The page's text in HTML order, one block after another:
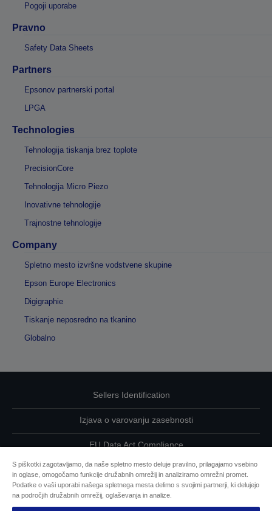
Pogoji uporabe
Pravno
Safety Data Sheets
Partners
Epsonov partnerski portal
LPGA
Technologies
Tehnologija tiskanja brez toplote
PrecisionCore
Tehnologija Micro Piezo
Inovativne tehnologije
Trajnostne tehnologije
Company
Spletno mesto izvršne vodstvene skupine
Epson Europe Electronics
Digigraphie
Tiskanje neposredno na tkanino
Globalno
Sellers Identification
Izjava o varovanju zasebnosti
EU Data Act Compliance
Kontaktirajte nas glede svojih podatkov
Informacije o piškotkih
S piškotki zagotavljamo, da naše spletno mesto deluje pravilno, prilagajamo vsebino
in oglase, omogočamo funkcije družabnih omrežij in analiziramo omrežni promet.
Podatke o vaši uporabi našega spletnega mesta delimo s svojimi partnerji, ki delujejo
na področjih družabnih omrežij, oglaševanja in analize.